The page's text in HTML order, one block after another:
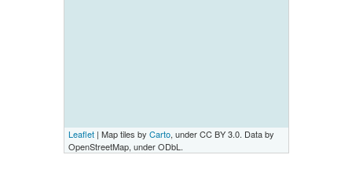
Leaflet| Map tiles by Carto, under CC BY 3.0. Data by
OpenStreetMap, under ODbL.